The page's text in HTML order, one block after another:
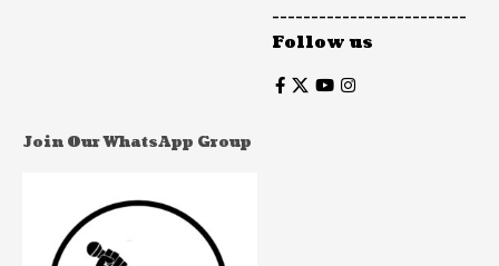
-------------------------
Follow us
Join Our WhatsApp Group